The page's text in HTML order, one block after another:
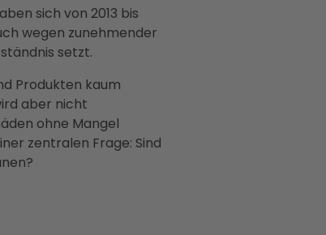
sich von 2013 bis
wegen zunehmender
setzt.
Produkten kaum
aber nicht
ohne Mangel
zentralen Frage: Sind